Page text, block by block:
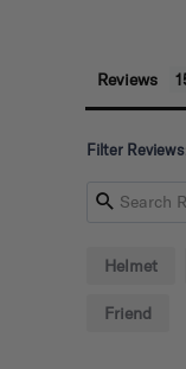
Reviews
Filter
Helmet
Friend